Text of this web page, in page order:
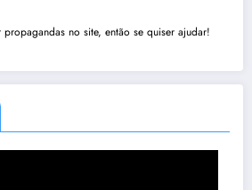
propagandas no site, então se quiser ajudar!